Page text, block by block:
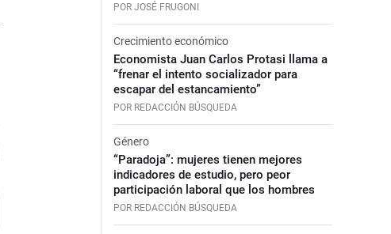
POR JOSÉ FRUGONI
Crecimiento económico
Economista Juan Carlos Protasi llama a
“frenar el intento socializador para
escapar del estancamiento”
POR REDACCIÓN BÚSQUEDA
Género
“Paradoja”: mujeres tienen mejores
indicadores de estudio, pero peor
participación laboral que los hombres
POR REDACCIÓN BÚSQUEDA